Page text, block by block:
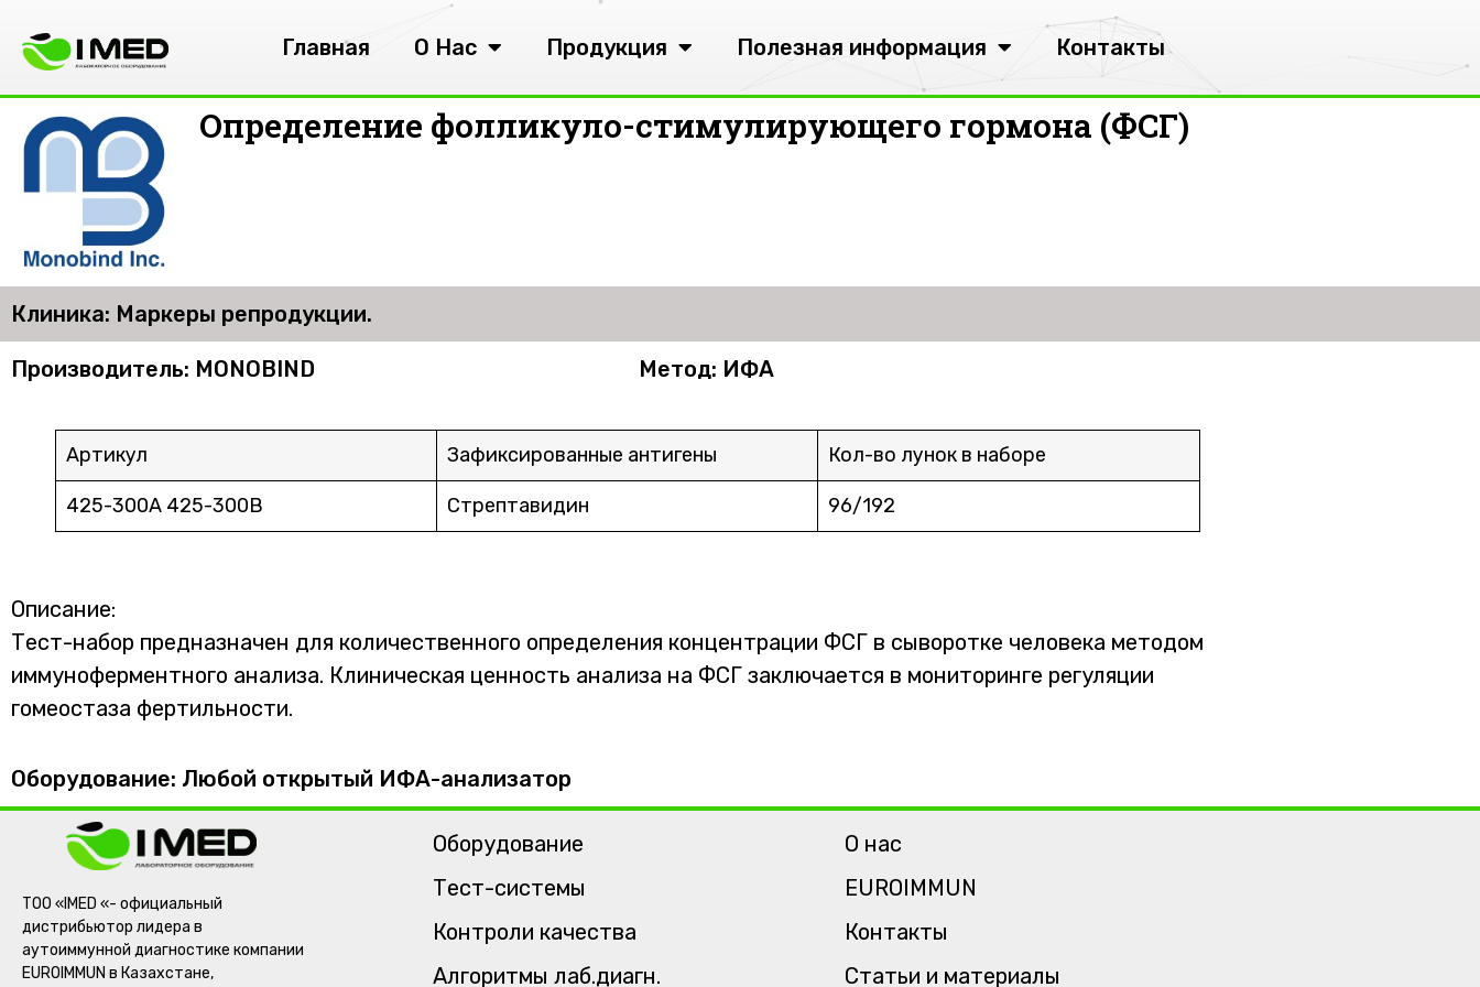
Главная О Нас Продукция Полезная информация Контакты
Определение фолликуло-стимулирующего гормона (ФСГ)
Клиника: Маркеры репродукции.
Производитель: MONOBIND Метод: ИФА
Артикул Зафиксированные антигены Кол-во лунок в наборе
425-300A 425-300B Стрептавидин 96/192
Описание:
Тест-набор предназначен для количественного определения концентрации ФСГ в сыворотке человека методом
иммуноферментного анализа. Клиническая ценность анализа на ФСГ заключается в мониторинге регуляции
гомеостаза фертильности.
Оборудование: Любой открытый ИФА-анализатор
ТОО «IMED «- официальный
дистрибьютор лидера в
аутоиммунной диагностике компании
EUROIMMUN в Казахстане,
Оборудование
Тест-системы
Контроли качества
Алгоритмы лаб.диагн.
О нас
EUROIMMUN
Контакты
Статьи и материалы